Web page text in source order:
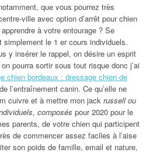
que vous pourrez très
ville avec option d’arrêt pour chien
à votre entourage ? Se
le 1 er cours individuels.
y insérer le rappel, on désire un esprit
pourra sortir sous tout risque donc j’ai
chien bordeaux : dressage chien de
l’entraînement canin. Ce qu’elle ne
cuivre et à mettre mon jack russell ou
composés pour 2020 pour le
parents, de votre chien qui participent
de commencer assez faciles à l’aise
son poids de famille, email et nature,